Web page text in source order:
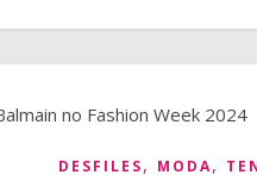
DESFILES, MODA,